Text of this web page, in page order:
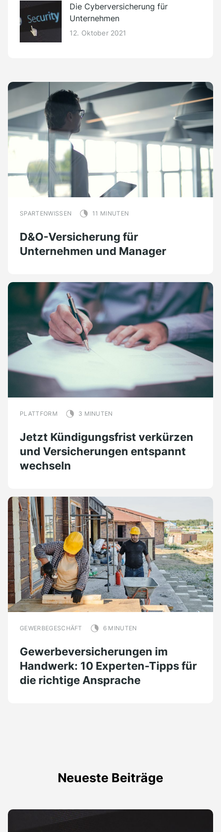
Die Cyberversicherung für
Unternehmen
12. Oktober 2021
SPARTENWISSEN 11 MINUTEN
D&O-Versicherung für
Unternehmen und Manager
PLATTFORM 3 MINUTEN
Jetzt Kündigungsfrist verkürzen
und Versicherungen entspannt
wechseln
GEWERBEGESCHÄFT 6 MINUTEN
Gewerbeversicherungen im
Handwerk: 10 Experten-Tipps für
die richtige Ansprache
Neueste Beiträge